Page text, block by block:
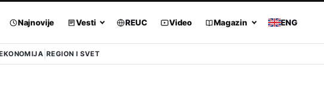
Najnovije Vesti REUC Video Magazin ENG
REGION I SVET